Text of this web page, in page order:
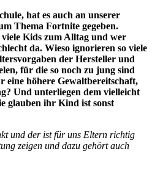
hat es auch an unserer
Thema Fortnite gegeben.
Kids zum Alltag und wer
da. Wieso ignorieren so viele
der Hersteller und
für die so noch zu jung sind
eine höhere Gewaltbereitschaft,
Und unterliegen dem vielleicht
glauben ihr Kind ist sonst
und der ist für uns Eltern richtig
zeigen und dazu gehört auch